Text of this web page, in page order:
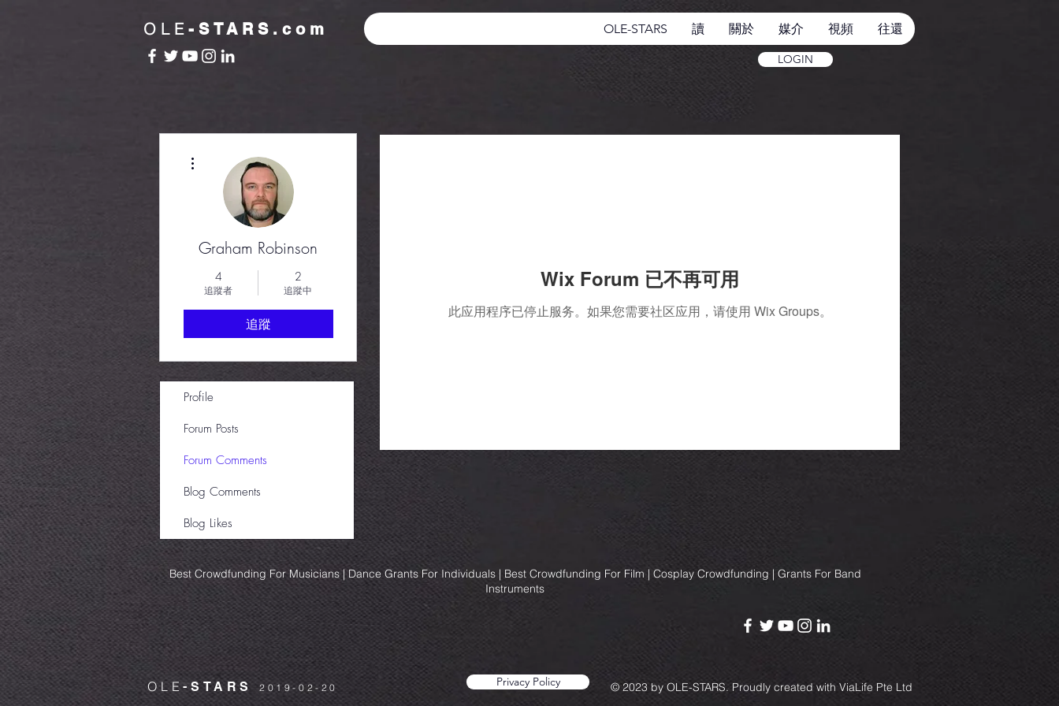
OLE -STARS.com OLE-STARS 讀 關於 媒介 視頻 往還
LOGIN
Wix Forum 已不再可用
此应用程序已停止服务。如果您需要社区应用，请使用 Wix Groups。
Graham Robinson
4
追蹤者
2
追蹤中
追蹤
Profile
Forum Posts
Forum Comments
Blog Comments
Blog Likes
Best Crowdfunding For Musicians | Dance Grants For Individuals | Best Crowdfunding For Film | Cosplay Crowdfunding | Grants For Band
Instruments
© 2023 by OLE-STARS. Proudly created with ViaLife Pte Ltd
OLE-STARS2019-02-20 Privacy Policy